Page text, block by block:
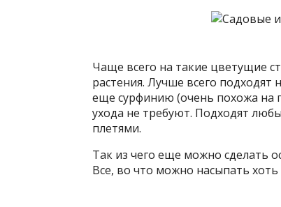
Чаще всего на такие цветущие
растения. Лучше всего
еще сурфинию (очень похожа на
ухода не требуют. Подходят
плетями.
Так из чего еще можно сделать
Все, во что можно насыпать